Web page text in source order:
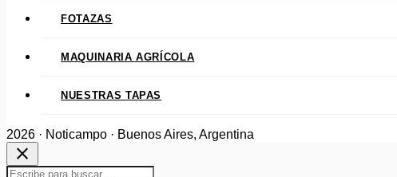
FOTAZAS
MAQUINARIA AGRÍCOLA
NUESTRAS TAPAS
2026 · Noticampo · Buenos Aires, Argentina
close